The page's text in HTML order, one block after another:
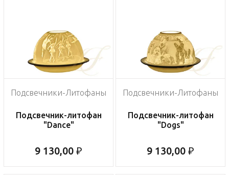
Подсвечники-Литофаны
Подсвечник-литофан
"Dance"
9 130,00 ₽
Подсвечники-Литофаны
Подсвечник-литофан
"Dogs"
9 130,00 ₽